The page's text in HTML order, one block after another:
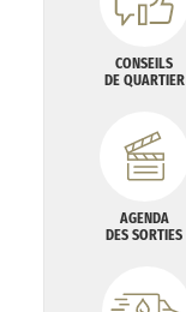
CONSEILS
DE QUARTIER
AGENDA
DES SORTIES